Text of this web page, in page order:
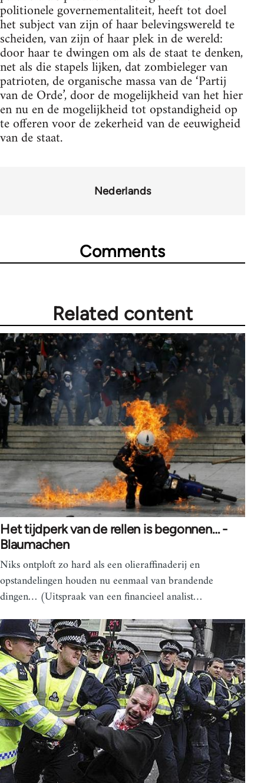
politionele governementaliteit, heeft tot doel
het subject van zijn of haar belevingswereld te
scheiden, van zijn of haar plek in de wereld:
door haar te dwingen om als de staat te denken,
net als die stapels lijken, dat zombieleger van
patrioten, de organische massa van de ‘Partij
van de Orde’, door de mogelijkheid van het hier
en nu en de mogelijkheid tot opstandigheid op
te offeren voor de zekerheid van de eeuwigheid
van de staat.
Nederlands
Comments
Related content
Het tijdperk van de rellen is begonnen… -
Blaumachen
Niks ontploft zo hard als een olieraffinaderij en
opstandelingen houden nu eenmaal van brandende
dingen… (Uitspraak van een financieel analist…